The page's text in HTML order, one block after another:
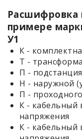
Расшифровка
примере
У1
К -
Т -
П - подстанция
Н - наружной
П -
К - кабельный
напряжения
К - кабельный